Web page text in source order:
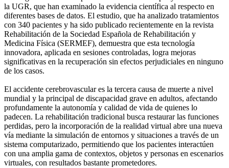
la UGR, que han examinado la evidencia científica al respecto en
diferentes bases de datos. El estudio, que ha analizado tratamientos
con 340 pacientes y ha sido publicado recientemente en la revista
Rehabilitación de la Sociedad Española de Rehabilitación y
Medicina Física (SERMEF), demuestra que esta tecnología
innovadora, aplicada en sesiones controladas, logra mejoras
significativas en la recuperación sin efectos perjudiciales en ninguno
de los casos.
El accidente cerebrovascular es la tercera causa de muerte a nivel
mundial y la principal de discapacidad grave en adultos, afectando
profundamente la autonomía y calidad de vida de quienes lo
padecen. La rehabilitación tradicional busca restaurar las funciones
perdidas, pero la incorporación de la realidad virtual abre una nueva
vía mediante la simulación de entornos y situaciones a través de un
sistema computarizado, permitiendo que los pacientes interactúen
con una amplia gama de contextos, objetos y personas en escenarios
virtuales, con resultados bastante prometedores.